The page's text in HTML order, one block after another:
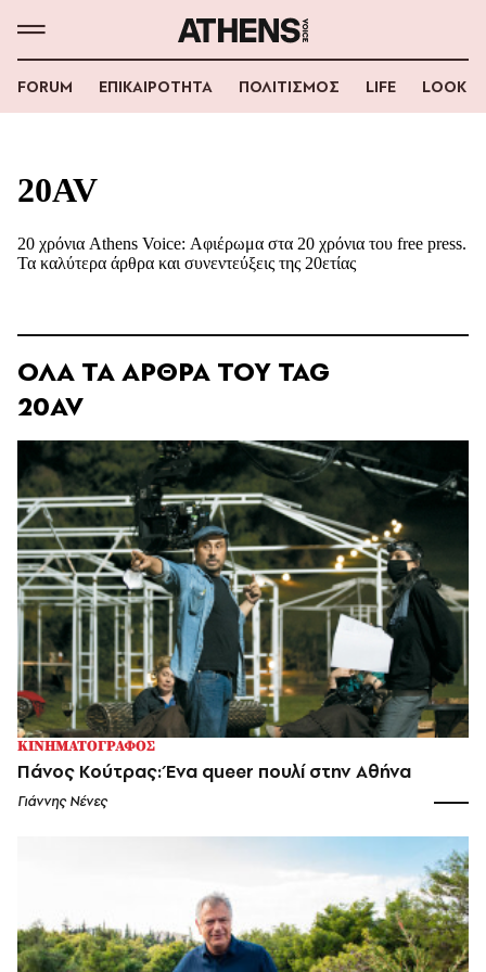
FORUM ΕΠΙΚΑΙΡΟΤΗΤΑ ΠΟΛΙΤΙΣΜΟΣ LIFE LOOK
20AV
20 χρόνια Athens Voice: Αφιέρωμα στα 20 χρόνια του free press.
Τα καλύτερα άρθρα και συνεντεύξεις της 20ετίας
ΟΛΑ ΤΑ ΑΡΘΡΑ ΤΟΥ TAG
20AV
ΚΙΝΗΜΑΤΟΓΡΑΦΟΣ
Πάνος Κούτρας: Ένα queer πουλί στην Αθήνα
Γιάννης Νένες